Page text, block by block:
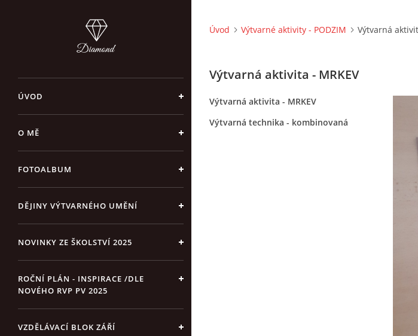
ÚVOD
O MĚ
FOTOALBUM
DĚJINY VÝTVARNÉHO UMĚNÍ
NOVINKY ZE ŠKOLSTVÍ 2025
ROČNÍ PLÁN - INSPIRACE /DLE
NOVÉHO RVP PV 2025
VZDĚLÁVACÍ BLOK ZÁŘÍ
Úvod Výtvarné aktivity - PODZIM Výtvarná
Výtvarná aktivita - MRKEV
Výtvarná aktivita - MRKEV
Výtvarná technika - kombinovaná